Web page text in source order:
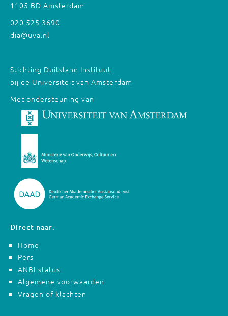
1105 BD Amsterdam
020 525 3690
dia@uva.nl
Stichting Duitsland Instituut
bij de Universiteit van Amsterdam
Met ondersteuning van
Direct naar:
Home
Pers
ANBI-status
Algemene voorwaarden
Vragen of klachten